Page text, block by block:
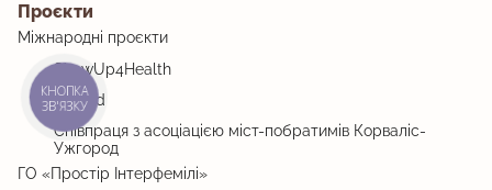
Проєкти
Міжнародні проєкти
ShowUp4Health
MiMind
Співпраця з асоціацією міст-побратимів Корваліс-
Ужгород
ГО «Простір Інтерфемілі»
КНОПКА
ЗВ'ЯЗКУ